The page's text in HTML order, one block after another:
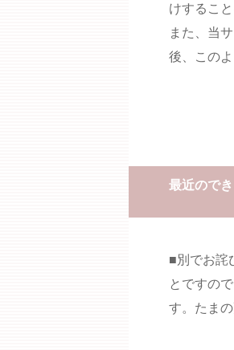
けするこ
また、当
後、この
最近ので
■別でお詫
とですの
す。たま